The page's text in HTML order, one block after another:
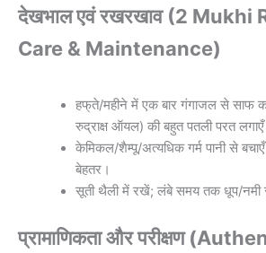
देखभाल एवं रखरखाव (2 Mukhi
Care & Maintenance)
हफ्ते/महीने में एक बार गंगाजल से साफ
रुद्राक्ष ऑयल) की बहुत पतली परत
केमिकल/शैम्पू/अत्यधिक गर्म पानी से
बेहतर।
सूती थैली में रखें; लंबे समय तक धूप/नमी
प्रामाणिकता और परीक्षण